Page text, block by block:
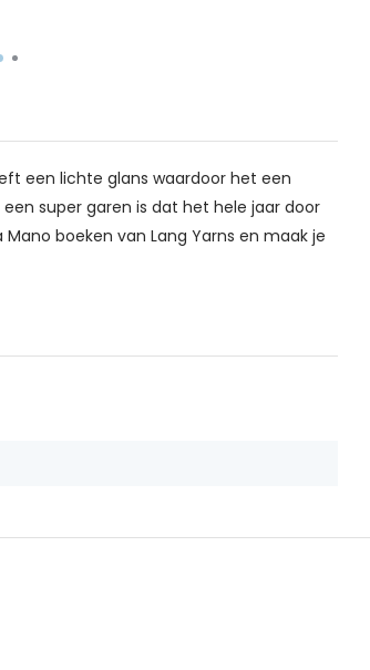
een lichte glans waardoor het een
super garen is dat het hele jaar door
boeken van Lang Yarns en maak je